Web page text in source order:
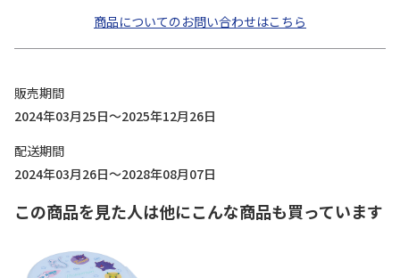
商品についてのお問い合わせはこちら
販売期間
2024年03月25日～2025年12月26日
配送期間
2024年03月26日～2028年08月07日
この商品を見た人は他にこんな商品も買っています